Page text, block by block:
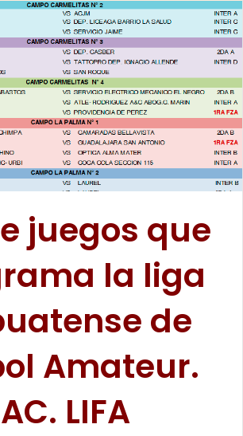
juegos que
la liga
de
Amateur.
AC. LIFA